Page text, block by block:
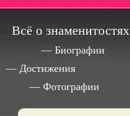
Всё о знаменитостях
— Биографии
— Достижения
— Фотографии